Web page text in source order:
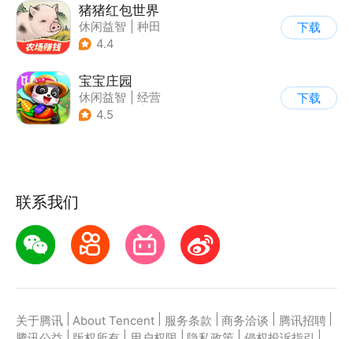
猪猪红包世界
休闲益智
种田
| 田园生活
4.4
下载
宝宝庄园
休闲益智
经营
| 田园生活
4.5
下载
联系我们
关于腾讯 About Tencent 服务条款 商务洽谈 腾讯招聘